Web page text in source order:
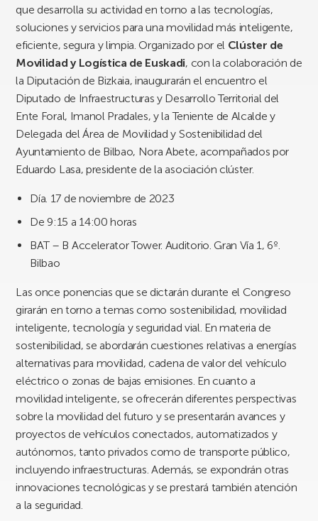
que desarrolla su actividad en torno a las tecnologías,
soluciones y servicios para una movilidad más inteligente,
eficiente, segura y limpia. Organizado por el Clúster de
Movilidad y Logística de Euskadi, con la colaboración de
la Diputación de Bizkaia, inaugurarán el encuentro el
Diputado de Infraestructuras y Desarrollo Territorial del
Ente Foral, Imanol Pradales, y la Teniente de Alcalde y
Delegada del Área de Movilidad y Sostenibilidad del
Ayuntamiento de Bilbao, Nora Abete, acompañados por
Eduardo Lasa, presidente de la asociación clúster.
Día. 17 de noviembre de 2023
De 9:15 a 14:00 horas
BAT – B Accelerator Tower. Auditorio. Gran Vía 1, 6º.
Bilbao
Las once ponencias que se dictarán durante el Congreso
girarán en torno a temas como sostenibilidad, movilidad
inteligente, tecnología y seguridad vial. En materia de
sostenibilidad, se abordarán cuestiones relativas a energías
alternativas para movilidad, cadena de valor del vehículo
eléctrico o zonas de bajas emisiones. En cuanto a
movilidad inteligente, se ofrecerán diferentes perspectivas
sobre la movilidad del futuro y se presentarán avances y
proyectos de vehículos conectados, automatizados y
autónomos, tanto privados como de transporte público,
incluyendo infraestructuras. Además, se expondrán otras
innovaciones tecnológicas y se prestará también atención
a la seguridad.